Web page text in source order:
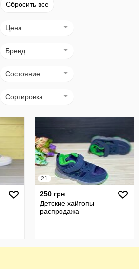
Сбросить все
Цена
Бренд
Состояние
Сортировка
21
250 грн
Детские хайтопы
распродажа